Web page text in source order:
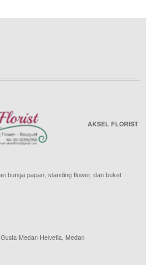
AKSEL FLORIST
bunga papan, standing flower, dan buket
Medan Helvetia, Medan